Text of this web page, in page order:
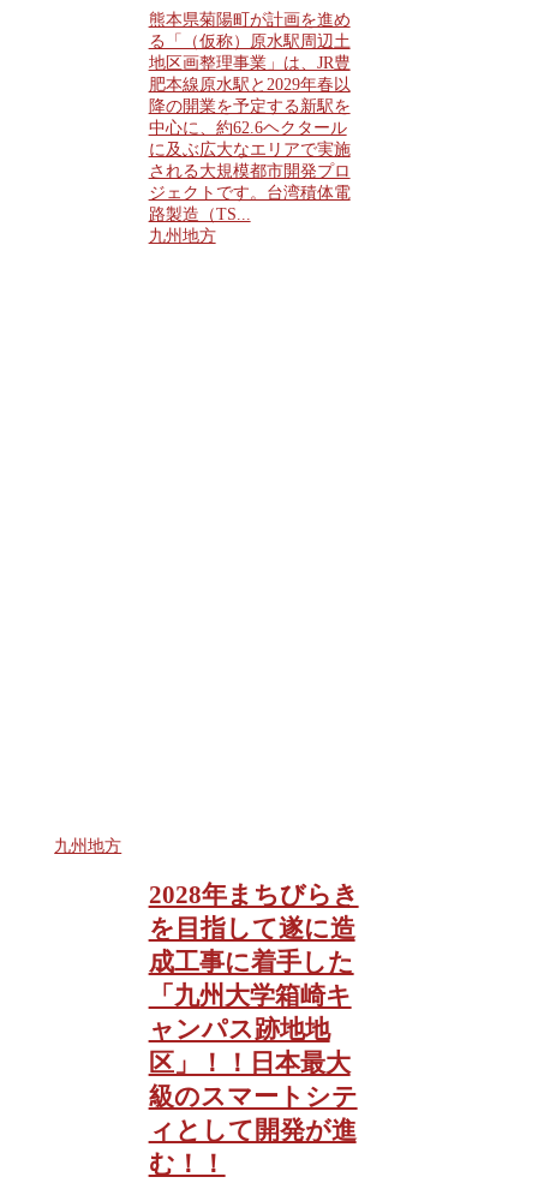
熊本県菊陽町が計画を進め
る「（仮称）原水駅周辺土
地区画整理事業」は、JR豊
肥本線原水駅と2029年春以
降の開業を予定する新駅を
中心に、約62.6ヘクタール
に及ぶ広大なエリアで実施
される大規模都市開発プロ
ジェクトです。台湾積体電
路製造（TS...
九州地方
九州地方
2028年まちびらき
を目指して遂に造
成工事に着手した
「九州大学箱崎キ
ャンパス跡地地
区」！！日本最大
級のスマートシテ
ィとして開発が進
む！！